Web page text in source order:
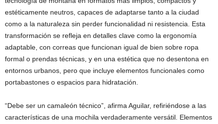
estéticamente neutros, capaces de adaptarse tanto a la ciudad
como a la naturaleza sin perder funcionalidad ni resistencia. Esta
transformación se refleja en detalles clave como la ergonomía
adaptable, con correas que funcionan igual de bien sobre ropa
formal o prendas técnicas, y en una estética que no desentona en
entornos urbanos, pero que incluye elementos funcionales como
portabastones o espacios para hidratación.
“Debe ser un camaleón técnico”, afirma Aguilar, refiriéndose a las
características de una mochila verdaderamente versátil. Elementos